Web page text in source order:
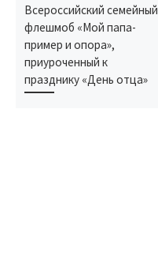
Всероссийский семейный
флешмоб «Мой папа-
пример и опора»,
приуроченный к
празднику «День отца»